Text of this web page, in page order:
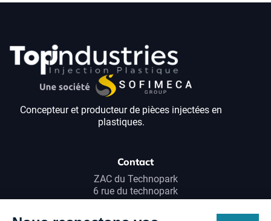
Concepteur et producteur de pièces injectées en
plastiques.
Contact
ZAC du Technopark
6 rue du technopark